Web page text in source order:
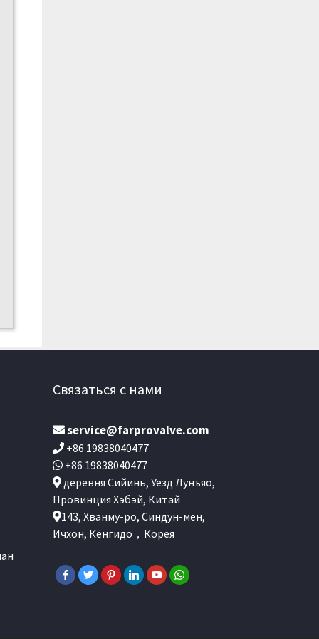
Связаться с нами
service@farprovalve.com
+86 19838040477
+86 19838040477
деревня Сийинь, Уезд Лунъяо,
Провинция Хэбэй, Китай
143, Хванму-ро, Синдун-мён,
Ичхон, Кёнгидо，Корея